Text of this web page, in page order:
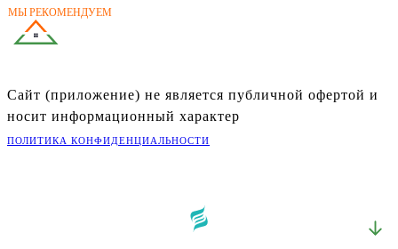
МЫ РЕКОМЕНДУЕМ
Сайт (приложение) не является публичной офертой и
носит информационный характер
ПОЛИТИКА КОНФИДЕНЦИАЛЬНОСТИ